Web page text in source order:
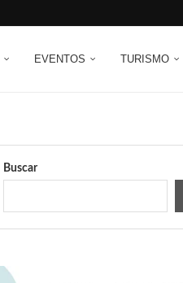
EVENTOS TURISMO
Buscar